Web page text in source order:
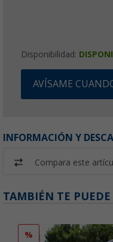
Disponibilidad:
AVÍSAME
INFORMACIÓN Y
Compara este
TAMBIÉN TE PUEDE
%